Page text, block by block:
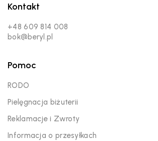
Kontakt
+48 609 814 008
bok@beryl.pl
Pomoc
RODO
Pielęgnacja biżuterii
Reklamacje i Zwroty
Informacja o przesyłkach